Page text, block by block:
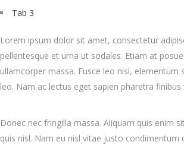
Tab 3
Lorem ipsum dolor sit amet, consectetur
pellentesque et urna ut sodales. Etiam at
ullamcorper massa. Fusce leo nisl,
leo. Nam ac lectus eget sapien pharetra finibus
Donec nec fringilla massa. Aliquam quis enim
quis nisl. Nam eu nisl vitae justo condimentum